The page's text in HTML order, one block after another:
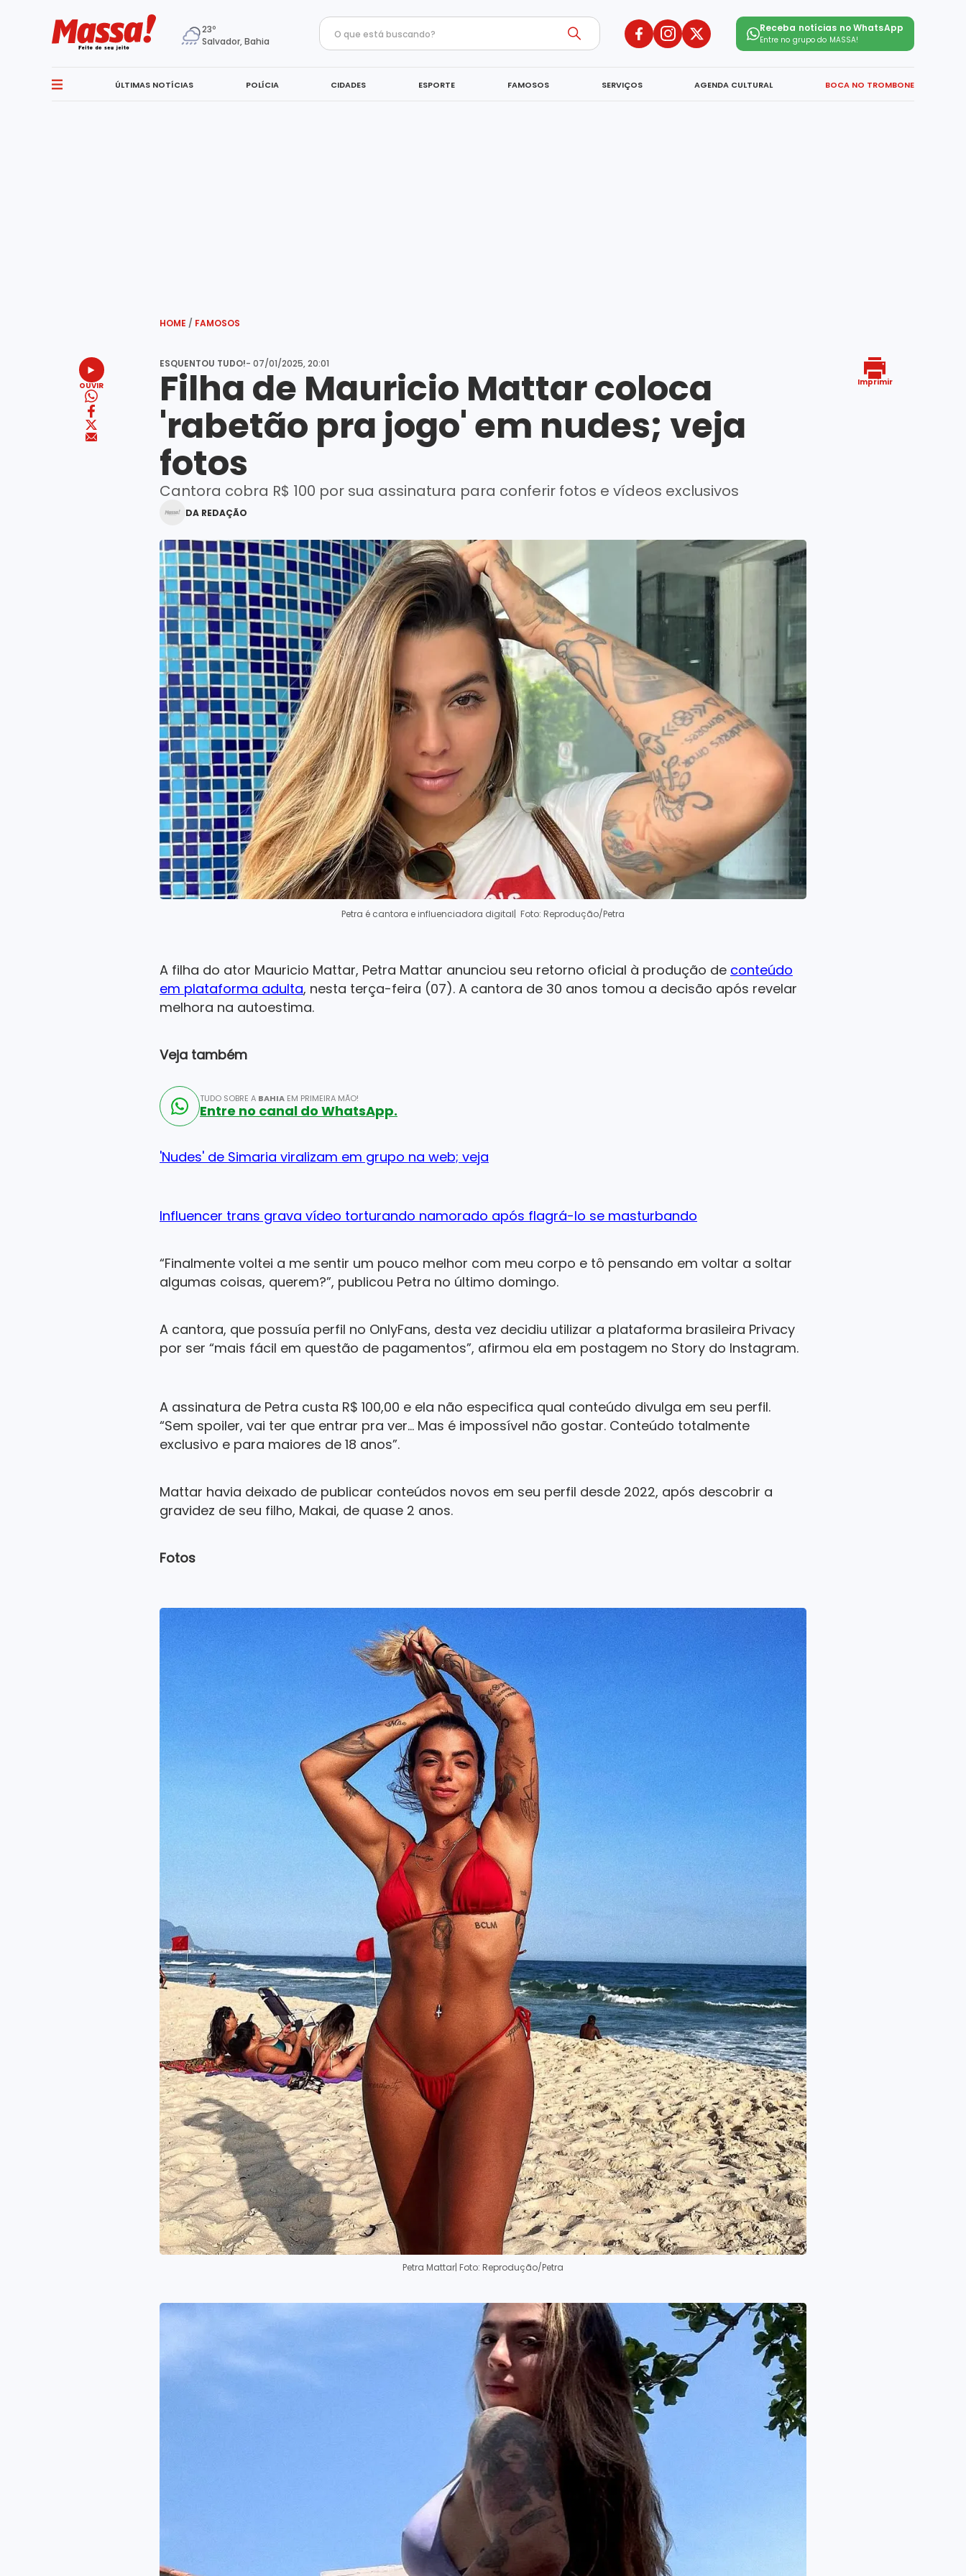
23º
Salvador, Bahia
Receba notícias no WhatsApp
Entre no grupo do MASSA!
ÚLTIMAS NOTÍCIAS POLÍCIA CIDADES ESPORTE FAMOSOS SERVIÇOS AGENDA CULTURAL BOCA NO TROMBONE
HOME / FAMOSOS
OUVIR
ESQUENTOU TUDO!- 07/01/2025, 20:01
Filha de Mauricio Mattar coloca
'rabetão pra jogo' em nudes; veja
fotos
Cantora cobra R$ 100 por sua assinatura para conferir fotos e vídeos exclusivos
DA REDAÇÃO
Petra é cantora e influenciadora digital| Foto: Reprodução/Petra
A filha do ator Mauricio Mattar, Petra Mattar anunciou seu retorno oficial à produção de conteúdo
em plataforma adulta, nesta terça-feira (07). A cantora de 30 anos tomou a decisão após revelar
melhora na autoestima.
Veja também
TUDO SOBRE A BAHIA EM PRIMEIRA MÃO!
Entre no canal do WhatsApp.
'Nudes' de Simaria viralizam em grupo na web; veja
Influencer trans grava vídeo torturando namorado após flagrá-lo se masturbando
“Finalmente voltei a me sentir um pouco melhor com meu corpo e tô pensando em voltar a soltar
algumas coisas, querem?”, publicou Petra no último domingo.
A cantora, que possuía perfil no OnlyFans, desta vez decidiu utilizar a plataforma brasileira Privacy
por ser “mais fácil em questão de pagamentos”, afirmou ela em postagem no Story do Instagram.
A assinatura de Petra custa R$ 100,00 e ela não especifica qual conteúdo divulga em seu perfil.
“Sem spoiler, vai ter que entrar pra ver… Mas é impossível não gostar. Conteúdo totalmente
exclusivo e para maiores de 18 anos”.
Mattar havia deixado de publicar conteúdos novos em seu perfil desde 2022, após descobrir a
gravidez de seu filho, Makai, de quase 2 anos.
Fotos
Petra Mattar| Foto: Reprodução/Petra
Imprimir